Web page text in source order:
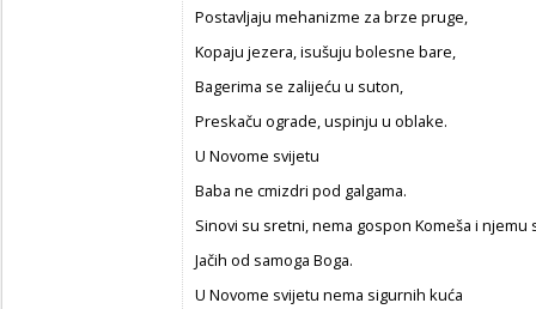
Postavljaju mehanizme za brze pruge,
Kopaju jezera, isušuju bolesne bare,
Bagerima se zalijeću u suton,
Preskaču ograde, uspinju u oblake.
U Novome svijetu
Baba ne cmizdri pod galgama.
Sinovi su sretni, nema gospon Komeša i njemu
Jačih od samoga Boga.
U Novome svijetu nema sigurnih kuća